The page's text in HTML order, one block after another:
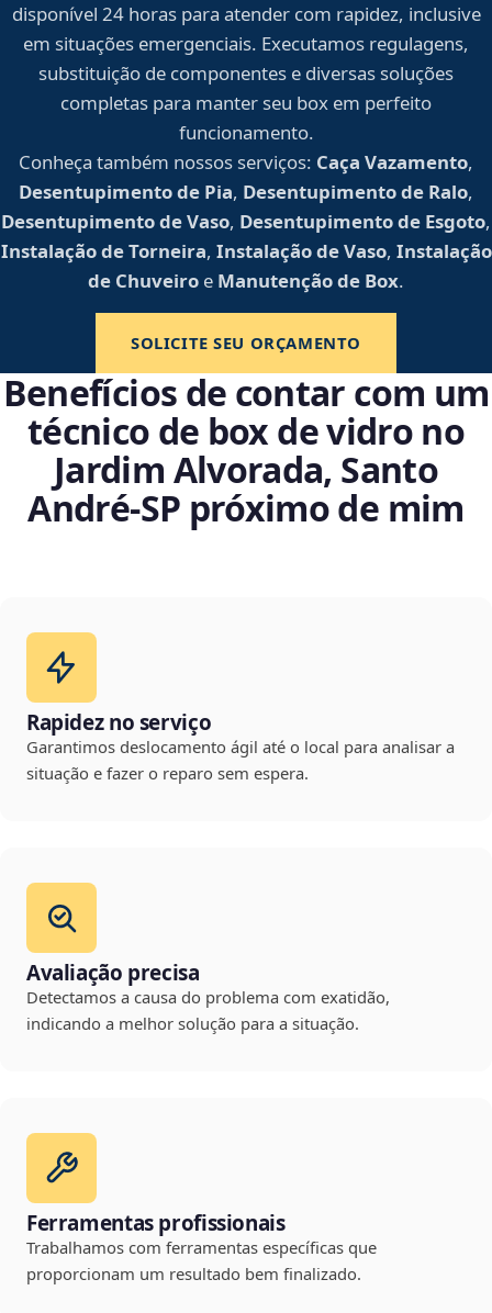
disponível 24 horas para atender com rapidez, inclusive
em situações emergenciais. Executamos regulagens,
substituição de componentes e diversas soluções
completas para manter seu box em perfeito
funcionamento.
Conheça também nossos serviços: Caça Vazamento,
Desentupimento de Pia, Desentupimento de Ralo,
Desentupimento de Vaso, Desentupimento de Esgoto,
Instalação de Torneira, Instalação de Vaso, Instalação
de Chuveiro e Manutenção de Box.
SOLICITE SEU ORÇAMENTO
Benefícios de contar com um
técnico de box de vidro no
Jardim Alvorada, Santo
André‑SP próximo de mim
Rapidez no serviço
Garantimos deslocamento ágil até o local para analisar a
situação e fazer o reparo sem espera.
Avaliação precisa
Detectamos a causa do problema com exatidão,
indicando a melhor solução para a situação.
Ferramentas profissionais
Trabalhamos com ferramentas específicas que
proporcionam um resultado bem finalizado.